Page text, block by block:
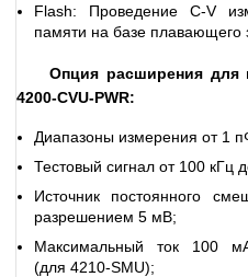
Flash: Проведение C-V
памяти на базе плавающего
Опция расширения для
4200-CVU-PWR:
Диапазоны измерения от 1
Тестовый сигнал от 100
Источник постоянного
разрешением 5 мВ;
Максимальный ток 100
(для 4210-SMU);